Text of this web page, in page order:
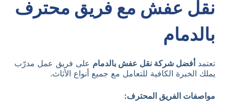
نقل عفش مع فريق محترف
بالدمام
تعتمدأفضل شركة نقل عفش بالدمام على فريق عمل مدرّب
يملك الخبرة الكافية للتعامل مع جميع أنواع الأثاث.
مواصفات الفريق المحترف: